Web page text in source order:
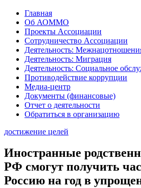
Главная
Об АОММО
Проекты Ассоциации
Сотрудничество Ассоциации
Деятельность:
Деятельность: Миграция
Деятельность: Социальное
Противодействие коррупции
Медиа-центр
Документы (финансовые)
Отчет о деятельности
Обратиться в организацию
достижение целей
Иностранные
РФ смогут получить
Россию на год в